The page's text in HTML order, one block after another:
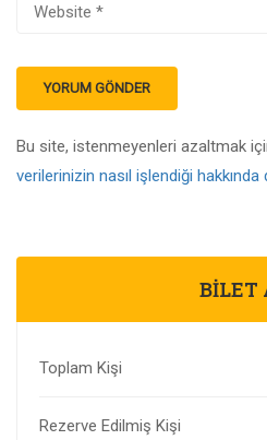
Bu site, istenmeyenleri azaltmak
verilerinizin nasıl işlendiği
BILET
Toplam Kişi
Rezerve Edilmiş Kişi